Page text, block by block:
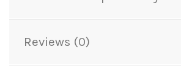
Reviews (0)